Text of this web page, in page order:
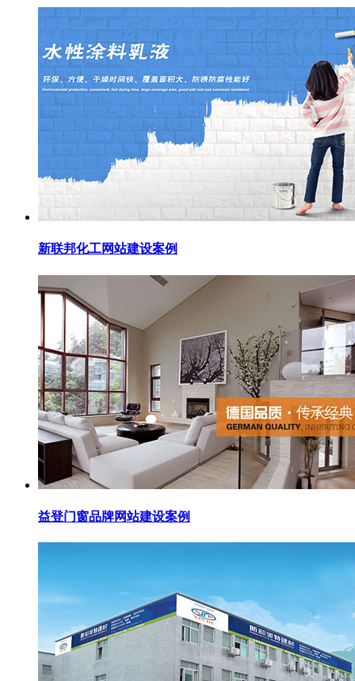
新联邦化工网站建设案例
益登门窗品牌网站建设案例